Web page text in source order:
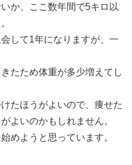
か、ここ数年間で5キロ以
して1年になりますが、一
たため体重が多少増えてし
たほうがよいので、痩せた
よいのかもしれません。
めようと思っています。